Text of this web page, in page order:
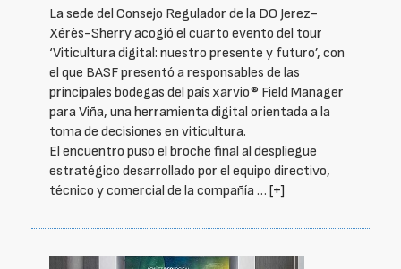
La sede del Consejo Regulador de la DO Jerez-
Xérès-Sherry acogió el cuarto evento del tour
‘Viticultura digital: nuestro presente y futuro’, con
el que BASF presentó a responsables de las
principales bodegas del país xarvio® Field Manager
para Viña, una herramienta digital orientada a la
toma de decisiones en viticultura.
El encuentro puso el broche final al despliegue
estratégico desarrollado por el equipo directivo,
técnico y comercial de la compañía … [+]